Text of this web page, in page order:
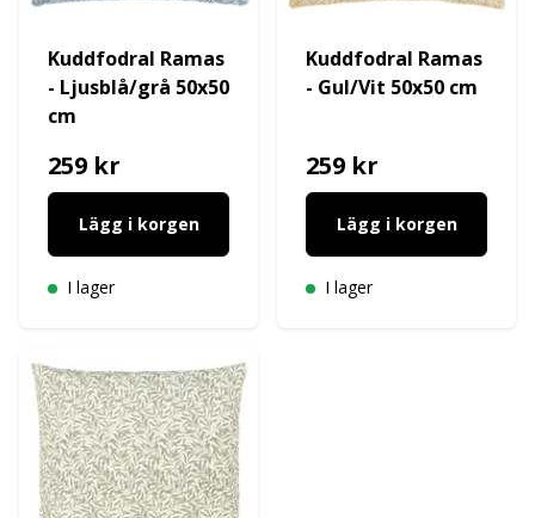
Kuddfodral Ramas
- Ljusblå/grå 50x50
cm
259 kr
Lägg i korgen
I lager
Kuddfodral Ramas
- Gul/Vit 50x50 cm
259 kr
Lägg i korgen
I lager